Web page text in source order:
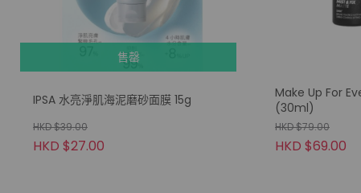
售罄
IPSA 水亮淨肌海泥磨砂面膜 15g
HKD $39.00
HKD $27.00
Make Up For
(30ml)
HKD $79.00
HKD $69.00